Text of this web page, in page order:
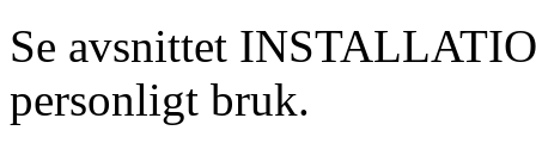
Se avsnittet
personligt bruk.